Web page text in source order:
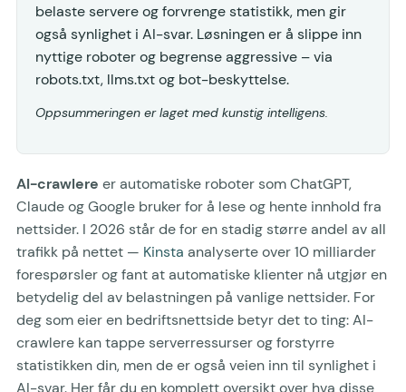
belaste servere og forvrenge statistikk, men gir
også synlighet i AI-svar. Løsningen er å slippe inn
nyttige roboter og begrense aggressive – via
robots.txt, llms.txt og bot-beskyttelse.
Oppsummeringen er laget med kunstig intelligens.
AI-crawlere er automatiske roboter som ChatGPT,
Claude og Google bruker for å lese og hente innhold fra
nettsider. I 2026 står de for en stadig større andel av all
trafikk på nettet — Kinsta analyserte over 10 milliarder
forespørsler og fant at automatiske klienter nå utgjør en
betydelig del av belastningen på vanlige nettsider. For
deg som eier en bedriftsnettside betyr det to ting: AI-
crawlere kan tappe serverressurser og forstyrre
statistikken din, men de er også veien inn til synlighet i